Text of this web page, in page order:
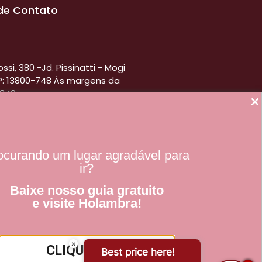
um lugar agradável para
ir?
Baixe nosso guia gratuito
e visite Holambra!
CLIQUE AQUI
Contato
380 -Jd. Pissinatti - Mogi
13800-748 Às margens da
×
Best price here!